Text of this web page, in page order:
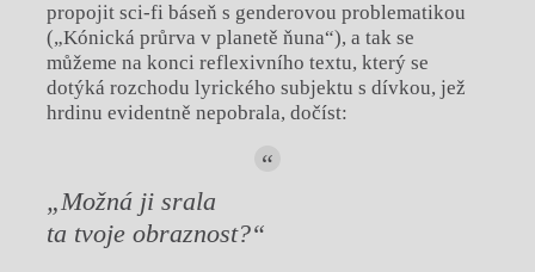
propojit sci-fi báseň s genderovou problematikou
(„Kónická průrva v planetě ňuna“), a tak se
můžeme na konci reflexivního textu, který se
dotýká rozchodu lyrického subjektu s dívkou, jež
hrdinu evidentně nepobrala, dočíst:
„Možná ji srala
ta tvoje obraznost?“